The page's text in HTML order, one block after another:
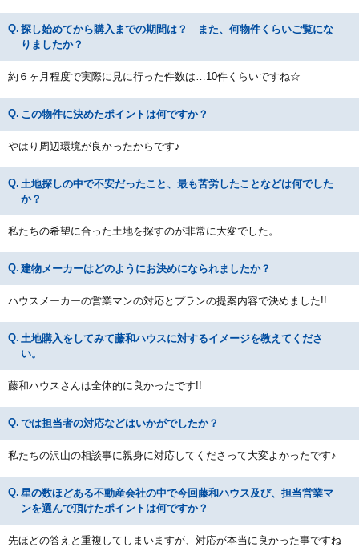
探し始めてから購入までの期間は？ また、何物件くらいご覧にな
りましたか？
約６ヶ月程度で実際に見に行った件数は…10件くらいですね☆
この物件に決めたポイントは何ですか？
やはり周辺環境が良かったからです♪
土地探しの中で不安だったこと、最も苦労したことなどは何でした
か？
私たちの希望に合った土地を探すのが非常に大変でした。
建物メーカーはどのようにお決めになられましたか？
ハウスメーカーの営業マンの対応とプランの提案内容で決めました!!
土地購入をしてみて藤和ハウスに対するイメージを教えてくださ
い。
藤和ハウスさんは全体的に良かったです!!
では担当者の対応などはいかがでしたか？
私たちの沢山の相談事に親身に対応してくださって大変よかったです♪
星の数ほどある不動産会社の中で今回藤和ハウス及び、担当営業マ
ンを選んで頂けたポイントは何ですか？
先ほどの答えと重複してしまいますが、対応が本当に良かった事ですね